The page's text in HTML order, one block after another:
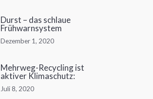
Durst – das schlaue
Frühwarnsystem
Dezember 1, 2020
Mehrweg-Recycling ist
aktiver Klimaschutz:
Juli 8, 2020